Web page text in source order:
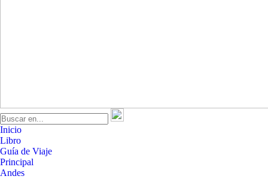
Inicio
Libro
Guía de Viaje
Principal
Andes